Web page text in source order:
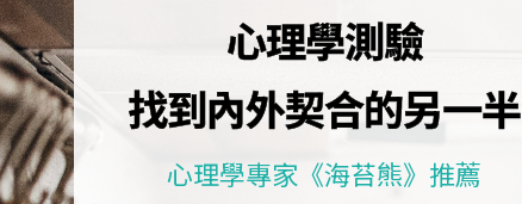
心理學測驗
找到內外契合的另一半
心理學專家《海苔熊》推薦